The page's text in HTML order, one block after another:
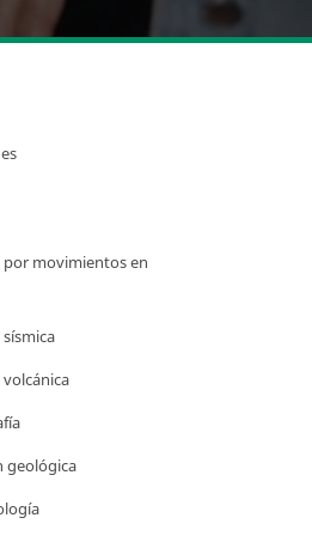
por movimientos en
geológica